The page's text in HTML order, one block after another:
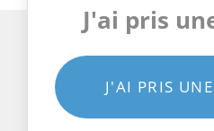
J'ai pris
J'AI PRIS